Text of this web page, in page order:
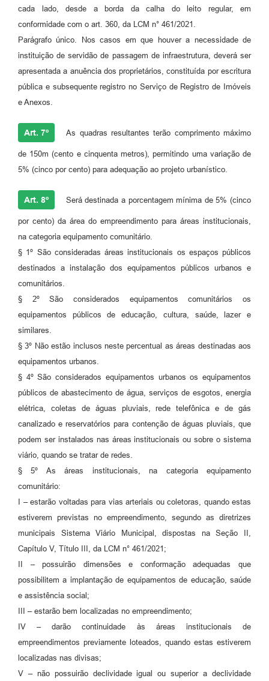
cada lado, desde a borda da calha do leito regular, em
conformidade com o art. 360, da LCM n° 461/2021.
Parágrafo único. Nos casos em que houver a necessidade de
instituição de servidão de passagem de infraestrutura, deverá ser
apresentada a anuência dos proprietários, constituída por escritura
pública e subsequente registro no Serviço de Registro de Imóveis
e Anexos.
Art. 7º As quadras resultantes terão comprimento máximo
de 150m (cento e cinquenta metros), permitindo uma variação de
5% (cinco por cento) para adequação ao projeto urbanístico.
Art. 8º Será destinada a porcentagem mínima de 5% (cinco
por cento) da área do empreendimento para áreas institucionais,
na categoria equipamento comunitário.
§ 1º São consideradas áreas institucionais os espaços públicos
destinados a instalação dos equipamentos públicos urbanos e
comunitários.
§ 2º São considerados equipamentos comunitários os
equipamentos públicos de educação, cultura, saúde, lazer e
similares.
§ 3º Não estão inclusos neste percentual as áreas destinadas aos
equipamentos urbanos.
§ 4º São considerados equipamentos urbanos os equipamentos
públicos de abastecimento de água, serviços de esgotos, energia
elétrica, coletas de águas pluviais, rede telefônica e de gás
canalizado e reservatórios para contenção de águas pluviais, que
podem ser instalados nas áreas institucionais ou sobre o sistema
viário, quando se tratar de redes.
§ 5º As áreas institucionais, na categoria equipamento
comunitário:
I – estarão voltadas para vias arteriais ou coletoras, quando estas
estiverem previstas no empreendimento, segundo as diretrizes
municipais Sistema Viário Municipal, dispostas na Seção II,
Capítulo V, Título III, da LCM n° 461/2021;
II – possuirão dimensões e conformação adequadas que
possibilitem a implantação de equipamentos de educação, saúde
e assistência social;
III – estarão bem localizadas no empreendimento;
IV – darão continuidade às áreas institucionais de
empreendimentos previamente loteados, quando estas estiverem
localizadas nas divisas;
V – não possuirão declividade igual ou superior a declividade